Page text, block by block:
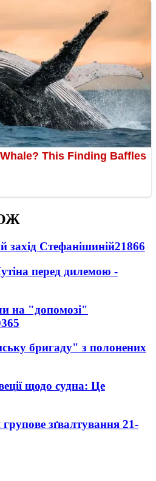
захід Стефанішиній21866
перед дилемою -
на "допомозі"
бригаду" з полонених
щодо судна: Це
зґвалтування 21-